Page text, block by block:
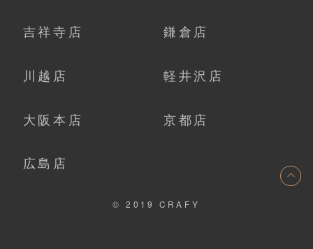
吉祥寺店 鎌倉店
川越店 軽井沢店
大阪本店 京都店
広島店
© 2019 CRAFY